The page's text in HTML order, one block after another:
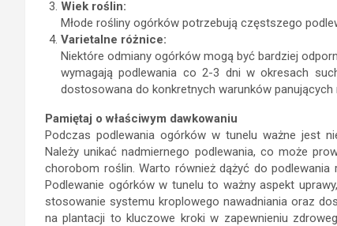
Wiek roślin:
Młode rośliny ogórków potrzebują częstszego
Varietalne różnice:
Niektóre odmiany ogórków mogą być bardziej
wymagają podlewania co 2-3 dni w okresach
dostosowana do konkretnych warunków panujących
Pamiętaj o właściwym dawkowaniu
Podczas podlewania ogórków w tunelu ważne jest
Należy unikać nadmiernego podlewania, co może
chorobom roślin. Warto również dążyć do podlewania
Podlewanie ogórków w tunelu to ważny aspekt
stosowanie systemu kroplowego nawadniania oraz
na plantacji to kluczowe kroki w zapewnieniu